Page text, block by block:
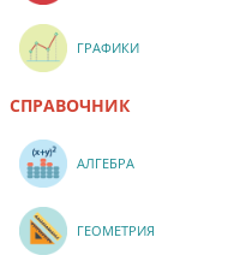
ГРАФИКИ
СПРАВОЧНИК
АЛГЕБРА
ГЕОМЕТРИЯ